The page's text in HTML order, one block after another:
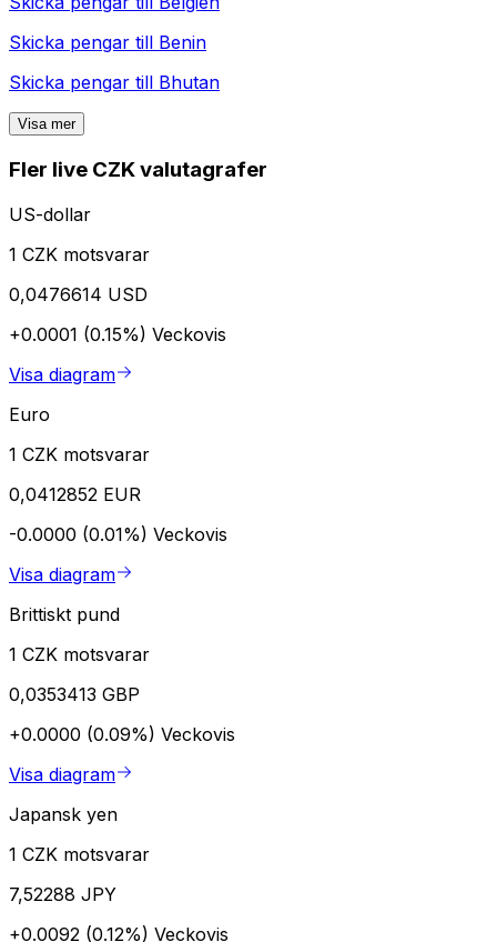
Skicka pengar till Benin
Skicka pengar till Bhutan
Visa mer
Fler live CZK valutagrafer
US-dollar
1 CZK motsvarar
0,0476614 USD
+0.0001 (0.15%) Veckovis
Visa diagram
Euro
1 CZK motsvarar
0,0412852 EUR
-0.0000 (0.01%) Veckovis
Visa diagram
Brittiskt pund
1 CZK motsvarar
0,0353413 GBP
+0.0000 (0.09%) Veckovis
Visa diagram
Japansk yen
1 CZK motsvarar
7,52288 JPY
+0.0092 (0.12%) Veckovis